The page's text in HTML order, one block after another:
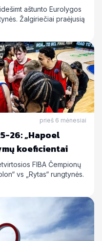
aštunto Eurolygos
Žalgiriečiai praėjusią
prieš 6 mėnesiai
26: „Hapoel
koeficientai
FIBA Čempionų
vs „Rytas“ rungtynės.